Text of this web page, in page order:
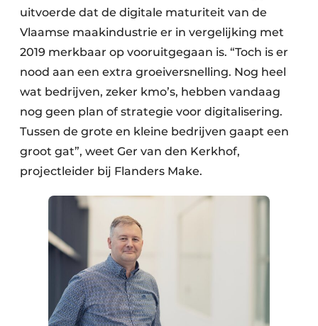
uitvoerde dat de digitale maturiteit van de
Vlaamse maakindustrie er in vergelijking met
2019 merkbaar op vooruitgegaan is. “Toch is er
nood aan een extra groeiversnelling. Nog heel
wat bedrijven, zeker kmo’s, hebben vandaag
nog geen plan of strategie voor digitalisering.
Tussen de grote en kleine bedrijven gaapt een
groot gat”, weet Ger van den Kerkhof,
projectleider bij Flanders Make.